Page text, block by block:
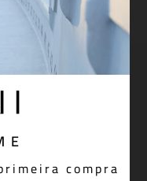
compra
us!
para receber